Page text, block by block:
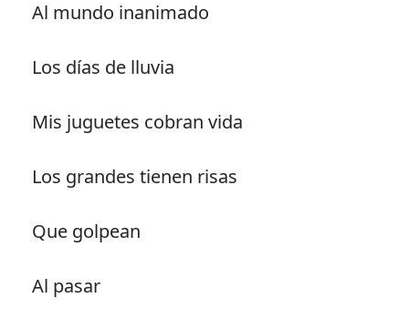
Al mundo inanimado
Los días de lluvia
Mis juguetes cobran vida
Los grandes tienen risas
Que golpean
Al pasar